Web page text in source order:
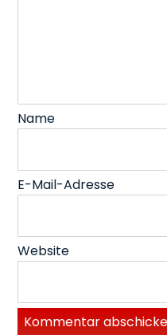
Name
E-Mail-Adresse
Website